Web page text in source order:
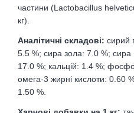
частини (Lactobacillus
кг).
Аналітичні складові: сирий
5.5 %; сира зола: 7.0 %; сира
17.0 %; кальцій: 1.4 %;
омега-3 жирні кислоти: 0.60
1.50 %.